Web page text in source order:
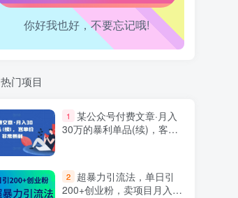
走路也有劲了！
腿也不痛了！
工作也轻松了！
你好我也好，不要忘记哦!
热门项目
1
某公众号付费文章·月入
30万的暴利单品(续)，客单
2
超暴力引流法，单日引
200+创业粉，卖项目月入10